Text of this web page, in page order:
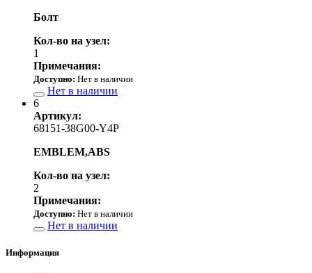
Болт
Кол-во на узел:
1
Примечания:
Доступно: Нет в наличии
Нет в наличии
6
Артикул:
68151-38G00-Y4P
EMBLEM,ABS
Кол-во на узел:
2
Примечания:
Доступно: Нет в наличии
Нет в наличии
Информация